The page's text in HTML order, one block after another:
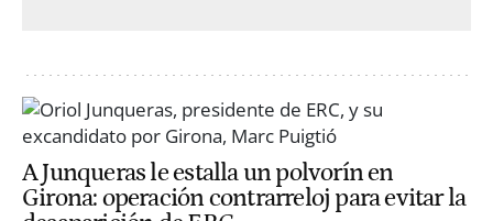
A Junqueras le estalla un polvorín en
Girona: operación contrarreloj para evitar la